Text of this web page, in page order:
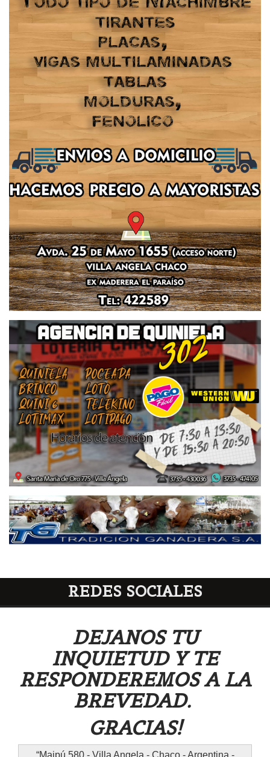
REDES SOCIALES
DEJANOS TU
INQUIETUD Y TE
RESPONDEREMOS A LA
BREVEDAD.
GRACIAS!
Maipú 580 - Villa Angela - Chaco - Argentina -